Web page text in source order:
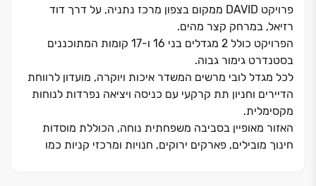
פרויקט DAVID ממקום בצפון מרכז נתניה, על דרך דוד
רזיאל, במרחק קצר מהים.
הפרויקט כולל ‏2 מגדלים בני ‏16 ו‏-17 קומות המתוכננים
בסטנדרט גימור גבוה.
לכל מגדל לובי מרשים המשדר איכות ויוקרה, מועדון לרווחת
הדיירים וחניון תת קרקעי עם כניסה ויציאה נפרדות לנוחות
מקסימלית.
האזור מאופיין בסביבה משפחתית נוחה, הכוללת מוסדות
חינוך מובילים, פארקים ירוקים, חנויות ומרכזי קניות כמו